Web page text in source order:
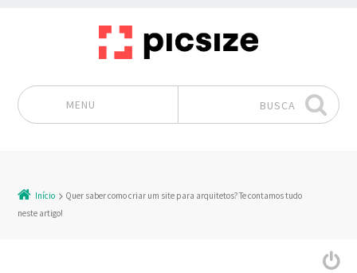
MENU BUSCA
Início
Quer saber como criar um site para arquitetos? Te contamos tudo
neste artigo!